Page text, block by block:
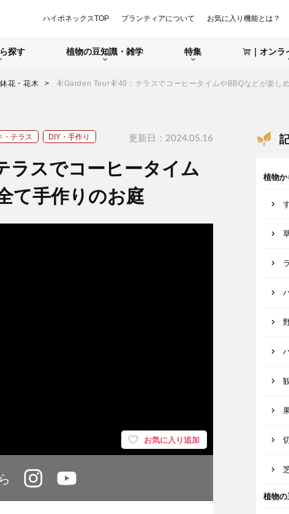
ハイポネックスTOP プランティアについて お気に入り機能とは？
探す 植物の豆知識・雑学 特集 ｜オンラ
花・花木 Garden Tour 40：テラスでコーヒータイムやBBQなどが楽し
更新日：2024.05.16
・テラス DIY・手作り
ラスでコーヒータイム
て手作りのお庭
お気に入り追加
植物か
植物の